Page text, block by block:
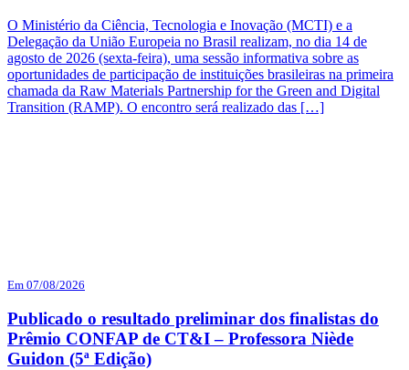
O Ministério da Ciência, Tecnologia e Inovação (MCTI) e a
Delegação da União Europeia no Brasil realizam, no dia 14 de
agosto de 2026 (sexta-feira), uma sessão informativa sobre as
oportunidades de participação de instituições brasileiras na primeira
chamada da Raw Materials Partnership for the Green and Digital
Transition (RAMP). O encontro será realizado das […]
Em 07/08/2026
Publicado o resultado preliminar dos finalistas do
Prêmio CONFAP de CT&I – Professora Niède
Guidon (5ª Edição)